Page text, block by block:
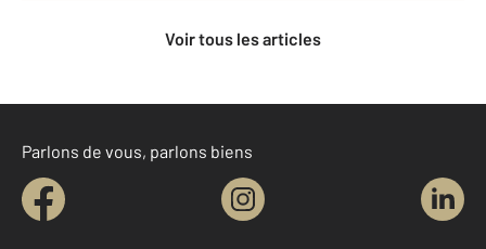
Voir tous les articles
Parlons de vous, parlons biens